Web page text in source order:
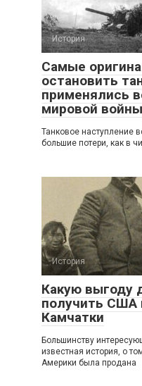
История
Самые
остановить
применялись
мировой войны
Танковое наступление
большие потери, как в
История
Какую выгоду
получить США
Камчатки
Большинству
известная история, о
Америки была продана